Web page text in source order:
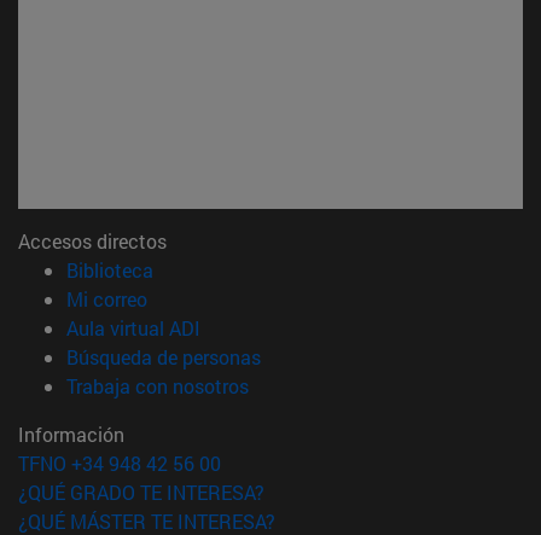
Accesos directos
Biblioteca
Mi correo(abre en nueva ventana)
Aula virtual ADI
Búsqueda de personas(abre en nueva ventana)
Trabaja con nosotros(abre en nueva ventana)
Información
TFNO +34 948 42 56 00
¿QUÉ GRADO TE INTERESA?
¿QUÉ MÁSTER TE INTERESA?